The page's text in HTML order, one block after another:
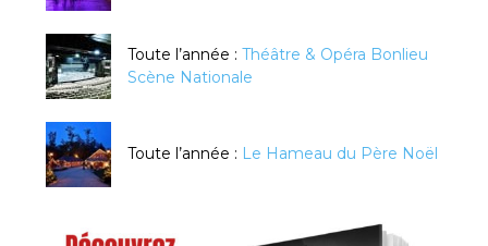
Toute l’année : Théâtre & Opéra Bonlieu
Scène Nationale
Toute l’année : Le Hameau du Père Noël